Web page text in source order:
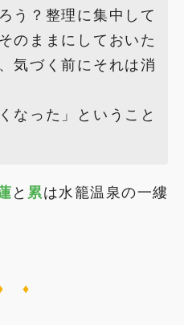
う？整理に集中して
のままにしておいた
気づく前にそれは消
なった」ということ
と 累は水籠温泉の一縷
♦